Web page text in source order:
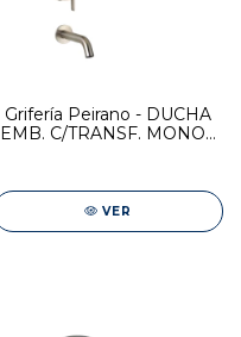
Grifería Peirano - DUCHA
EMB. C/TRANSF. MONOC
VER